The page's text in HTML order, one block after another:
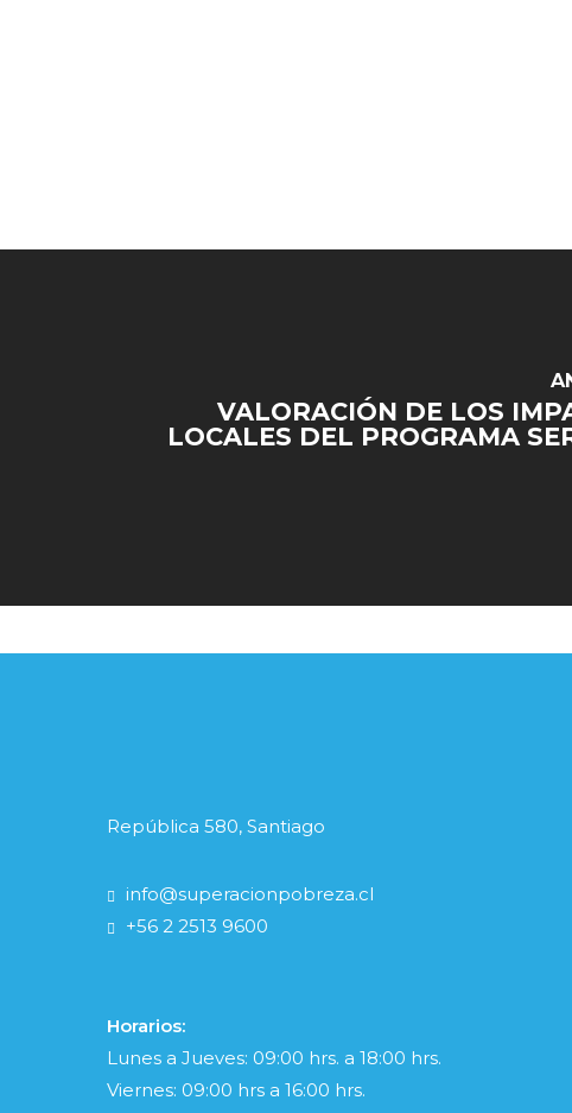
VALORACIÓN DE LOS
LOCALES DEL PROGRAMA
República 580, Santiago
info@superacionpobreza.cl
+56 2 2513 9600
Horarios:
Lunes a Jueves: 09:00 hrs. a 18:00 hrs.
Viernes: 09:00 hrs a 16:00 hrs.